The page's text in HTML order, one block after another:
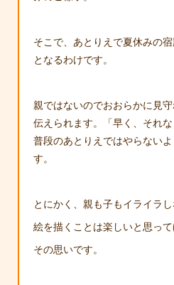
そこで、あとりえで夏休みの
となるわけです。
親ではないのでおおらかに見
伝えられます。「早く、それな
普段のあとりえではやらない
す。
とにかく、親も子もイライラし
絵を描くことは楽しいと思って
その思いです。